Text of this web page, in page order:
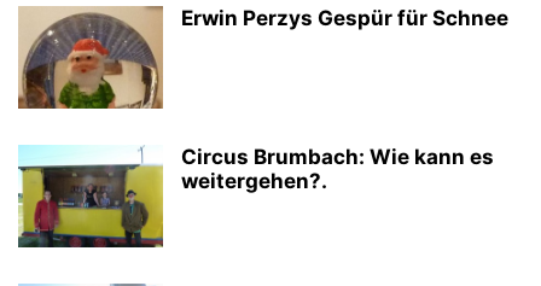
Erwin Perzys Gespür für Schnee
Circus Brumbach: Wie kann es
weitergehen?.